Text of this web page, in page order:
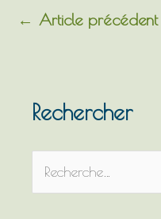
← Article précédent
Rechercher
e